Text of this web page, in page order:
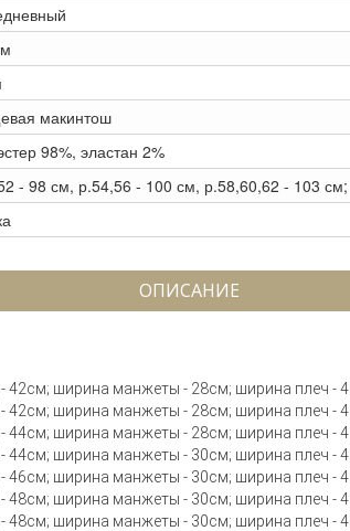
макинтош
98%, эластан 2%
- 98 см, р.54,56 - 100 см, р.58,60,62 - 103 см;
ОПИСАНИЕ
42см; ширина манжеты - 28см; ширина плеч -
42см; ширина манжеты - 28см; ширина плеч -
44см; ширина манжеты - 28см; ширина плеч -
44см; ширина манжеты - 30см; ширина плеч -
46см; ширина манжеты - 30см; ширина плеч -
48см; ширина манжеты - 30см; ширина плеч -
48см; ширина манжеты - 30см; ширина плеч -